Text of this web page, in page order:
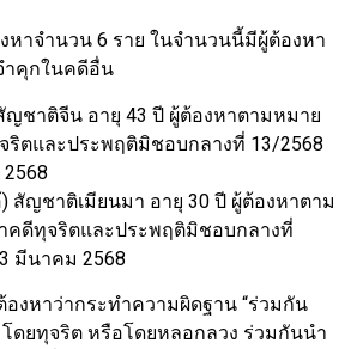
หาจำนวน 6 ราย ในจำนวนนี้มีผู้ต้องหา
ำคุกในคดีอื่น
ญชาติจีน อายุ 43 ปี ผู้ต้องหาตามหมาย
ตและประพฤติมิชอบกลางที่ 13/2568
) สัญชาติเมียนมา อายุ 30 ปี ผู้ต้องหาตาม
คดีทุจริตและประพฤติมิชอบกลางที่
มีนาคม 2568
องหาว่ากระทำความผิดฐาน “ร่วมกัน
ดยทุจริต หรือโดยหลอกลวง ร่วมกันนำ